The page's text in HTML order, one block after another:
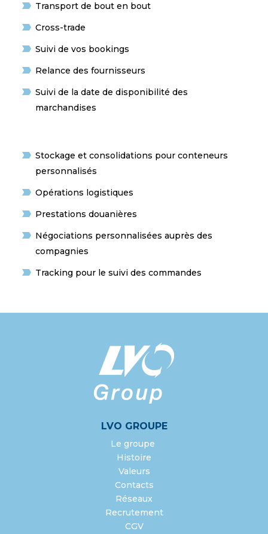
Transport de bout en bout
Cross-trade
Suivi de vos bookings
Relance des fournisseurs
Suivi de la date de disponibilité des
marchandises
Stockage et consolidations pour conteneurs
personnalisés
Opérations logistiques
Prestations douanières
Négociations personnalisées auprès des
compagnies
Tracking pour le suivi des commandes
LVO GROUPE
Le groupe
Histoire
Valeurs
Contacts
Réseaux
Recrutement
CGV